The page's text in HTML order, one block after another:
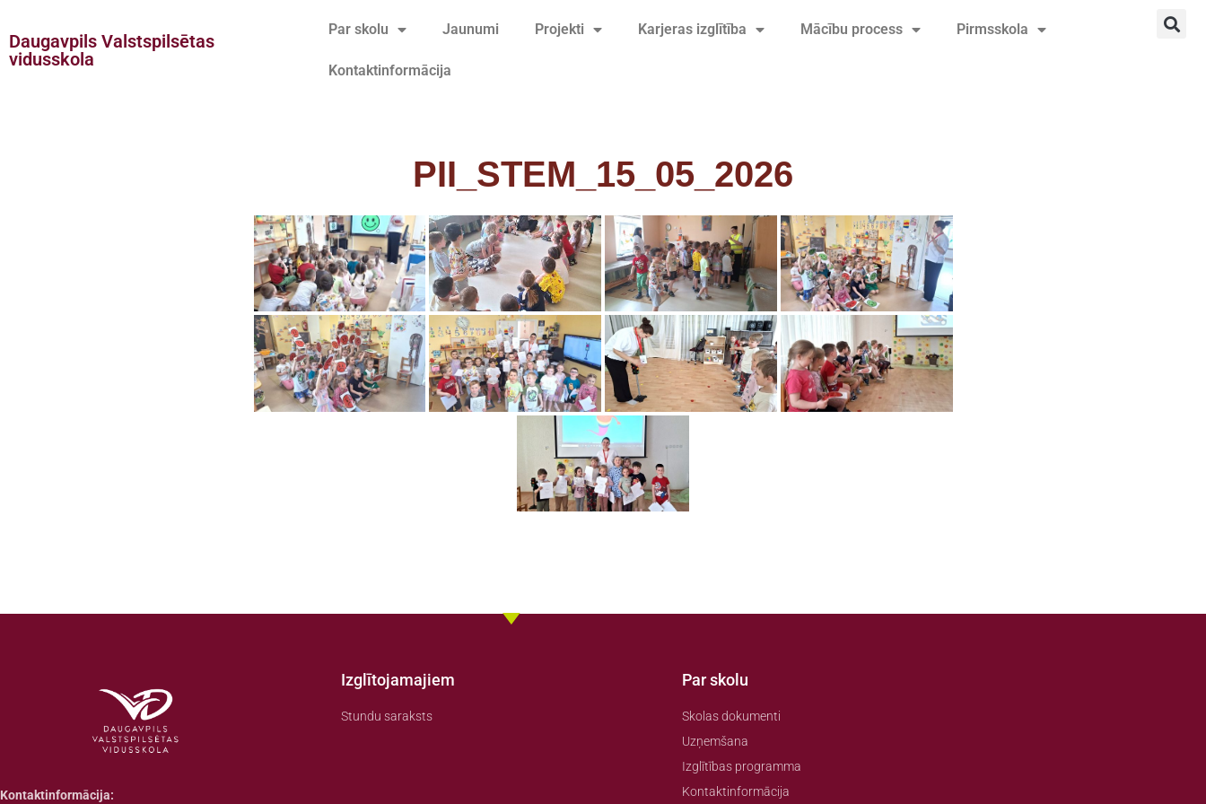
Doties
Daugavpils Valstspilsētas
vidusskola
Par skolu Jaunumi Projekti Karjeras izglītība Mācību process Pirmsskola
Kontaktinformācija
PII_STEM_15_05_2026
Kontaktinformācija:
Izglītojamajiem
Stundu saraksts
Par skolu
Skolas dokumenti
Uzņemšana
Izglītības programma
Kontaktinformācija